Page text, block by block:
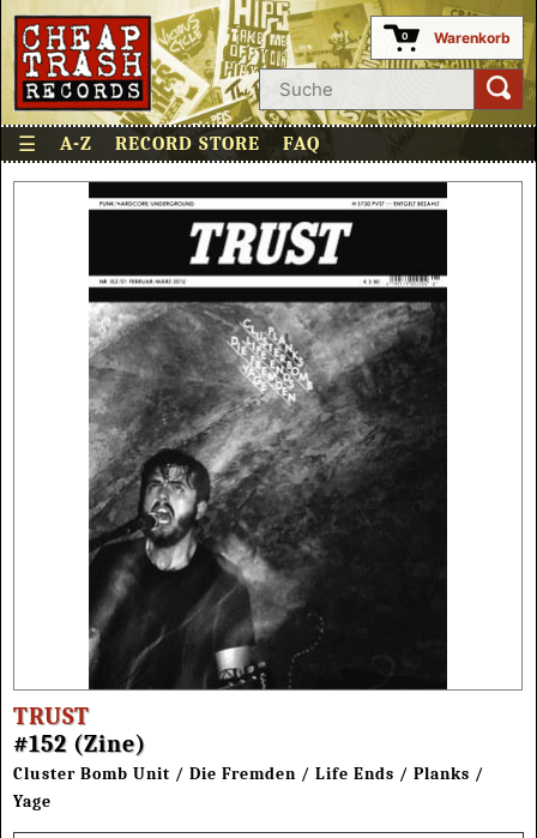
0 Warenkorb
☰ A-Z RECORD STORE FAQ
TRUST
#152 (Zine)
Cluster Bomb Unit / Die Fremden / Life Ends / Planks /
Yage